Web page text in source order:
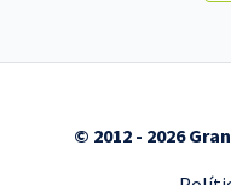
© 2012 - 2026